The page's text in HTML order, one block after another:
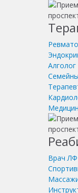
Алголог
Врач